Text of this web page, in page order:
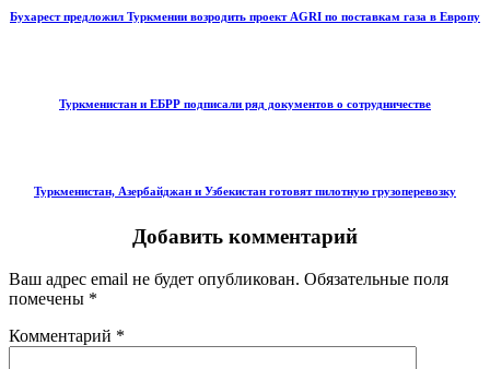
Бухарест предложил Туркмении возродить проект AGRI по поставкам газа в Европу
Туркменистан и ЕБРР подписали ряд документов о сотрудничестве
Туркменистан, Азербайджан и Узбекистан готовят пилотную грузоперевозку
Добавить комментарий
Ваш адрес email не будет опубликован. Обязательные поля
помечены *
Комментарий *